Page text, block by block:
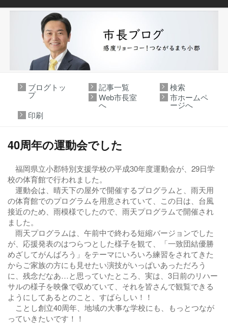
ブログトッ
プ
記事一覧
検索
Web市長室
へ
市ホームペ
ージへ
印刷
40周年の運動会でした
福岡県立小郡特別支援学校の平成30年度運動会が、29日学
校の体育館で行われました。
運動会は、晴天下の屋外で開催するプログラムと、雨天用
の体育館でのプログラムを用意されていて、この日は、台風
接近のため、雨模様でしたので、雨天プログラムで開催され
ました。
雨天プログラムは、午前中で終わる短縮バージョンでした
が、応援発表のはつらつとした様子を観て、「一致団結優勝
めざしてがんばろう」をテーマにいろいろ練習をされてきた
からご家族の方にも見せたい演技がいっぱいあっただろう
に、残念だなあ…と思っていたところ、実は、3日前のリハー
サルの様子を映像で収めていて、それを皆さんで観覧できる
ようにしてあるとのこと、すばらしい！！
ことし創立40周年、地域の大事な学校にも、もっとつなが
っていきたいです！！